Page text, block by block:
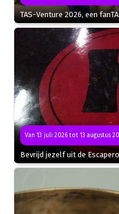
TAS-Venture 2026, een
Van 13 juli 2026 tot 13 augustus
Bevrijd jezelf uit de